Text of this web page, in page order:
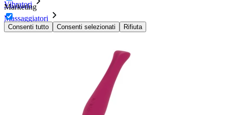
Marketing
Consenti tutto Consenti selezionati Rifiuta
Vibratori
Massaggiatori
Massaggiatore Rithual Akasha, rosa